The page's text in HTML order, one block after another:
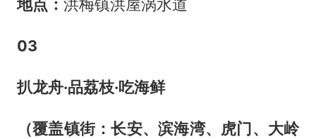
地点： 洪梅镇洪屋涡水道
03
扒龙舟·品荔枝·吃海鲜
（覆盖镇街：长安、滨海湾、虎门、大岭